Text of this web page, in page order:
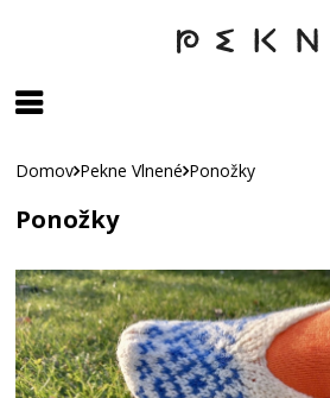
Domov Pekne Vlnené Ponožky
Ponožky